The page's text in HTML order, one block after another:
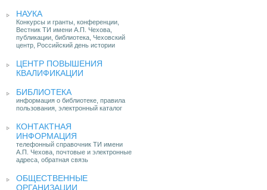
НАУКА
Конкурсы и гранты, конференции,
Вестник ТИ имени А.П. Чехова,
публикации, библиотека, Чеховский
центр, Российский день истории
ЦЕНТР ПОВЫШЕНИЯ
КВАЛИФИКАЦИИ
БИБЛИОТЕКА
информация о библиотеке, правила
пользования, электронный каталог
КОНТАКТНАЯ
ИНФОРМАЦИЯ
телефонный справочник ТИ имени
А.П. Чехова, почтовые и электронные
адреса, обратная связь
ОБЩЕСТВЕННЫЕ
ОРГАНИЗАЦИИ